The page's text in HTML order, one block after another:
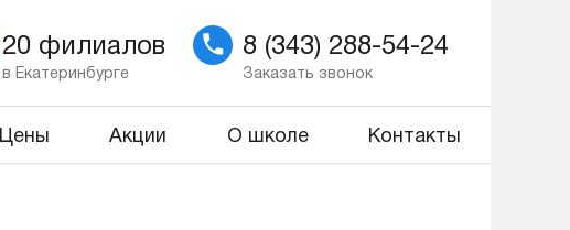
20 филиалов
в Екатеринбурге
8 (343) 288-54-24
Заказать звонок
Цены Акции О школе Контакты